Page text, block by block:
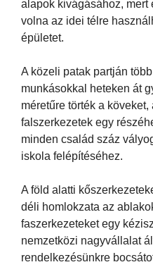
alapok kivágásához, mert
volna az idei télre
épületet.
A közeli patak partján
munkásokkal heteken át
méretűre törték a
falszerkezetek egy
minden család száz
iskola felépítéséhez.
A föld alatti
déli homlokzata az
faszerkezeteket egy
nemzetközi nagyvállalat
rendelkezésünkre